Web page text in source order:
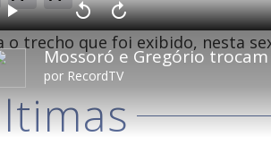
Mossoró e Gregório
por RecordTV
P
l
a
y
V
o
l
t
a
1
g
u
n
A
v
a
n
a
r
s
e
g
u
d
e
:
o trecho que foi exibido, nesta